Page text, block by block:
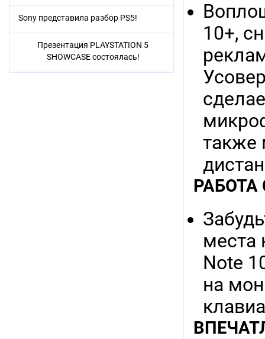
10+,
также
места
Note
на
Sony представила разбор PS5!
Презентация PLAYSTATION 5
SHOWCASE состоялась!